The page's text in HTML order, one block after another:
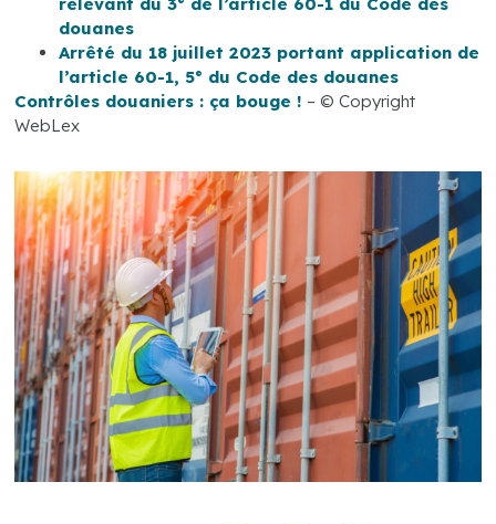
douanes
Arrêté du 18 juillet 2023 portant application de
l’article 60-1, 5° du Code des douanes
Contrôles douaniers : ça bouge ! – © Copyright
WebLex